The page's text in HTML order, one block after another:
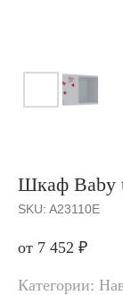
Шкаф Baby
SKU: A23110E
от 7 452 ₽
Категории: